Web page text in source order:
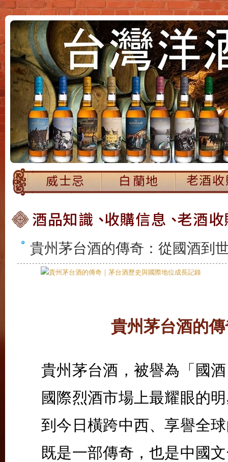
貴州茅台酒的傳奇：從國酒到
貴州茅台酒的
貴州茅台酒，被譽為「國
國際烈酒市場上最耀眼的
到今日橫跨中西、享譽全
既是一部傳奇，也是中國